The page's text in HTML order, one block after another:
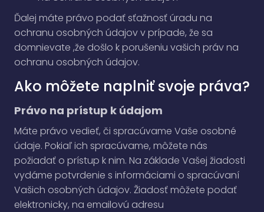
Ďalej máte právo podať sťažnosť úradu na
ochranu osobných údajov v prípade, že sa
domnievate ,že došlo k porušeniu vašich práv na
ochranu osobných údajov.
Ako môžete naplniť svoje práva?
Právo na prístup k údajom
Máte právo vedieť, či spracúvame Vaše osobné
údaje. Pokiaľ ich spracúvame, môžete nás
požiadať o prístup k nim. Na základe Vašej žiadosti
vydáme potvrdenie s informáciami o spracúvaní
Vašich osobných údajov. Žiadosť môžete podať
elektronicky, na emailovú adresu